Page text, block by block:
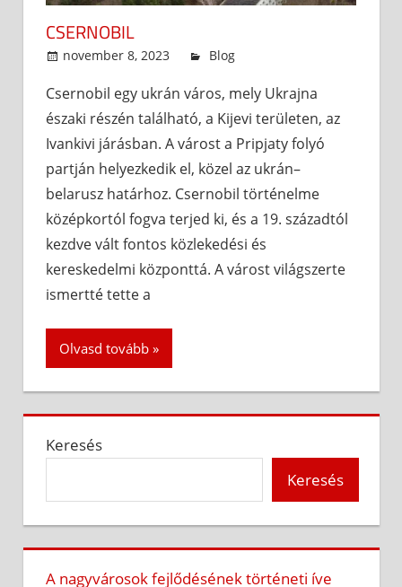
CSERNOBIL
november 8, 2023 admin
Blog
Csernobil egy ukrán város, mely Ukrajna
északi részén található, a Kijevi területen, az
Ivankivi járásban. A várost a Pripjaty folyó
partján helyezkedik el, közel az ukrán–
belarusz határhoz. Csernobil történelme
középkortól fogva terjed ki, és a 19. századtól
kezdve vált fontos közlekedési és
kereskedelmi központtá. A várost világszerte
ismertté tette a
Olvasd tovább
Keresés
Keresés
A nagyvárosok fejlődésének történeti íve